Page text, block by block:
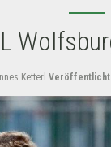
Ketterl